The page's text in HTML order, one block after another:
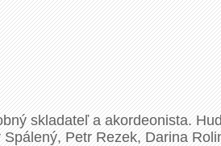
skladateľ a akordeonista.
Petr Rezek, Darina